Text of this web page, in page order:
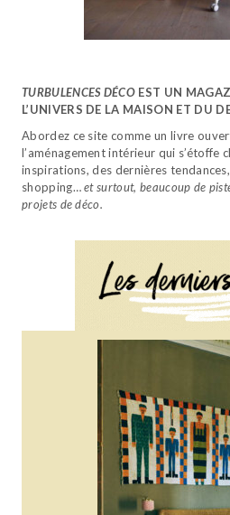
TURBULENCES DÉCO EST UN
L’UNIVERS DE LA MAISON ET DU
Abordez ce site comme un livre
l’aménagement intérieur qui s’étoffe
inspirations, des dernières
shopping…et surtout, beaucoup de
projets de déco.